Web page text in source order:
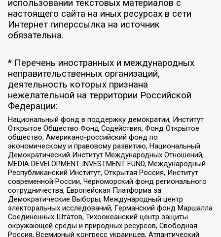
использовании текстовых материалов с
настоящего сайта на иных ресурсах в сети
Интернет гиперссылка на источник
обязательна.
* Перечень иностранных и международных
неправительственных организаций,
деятельность которых признана
нежелательной на территории Российской
Федерации:
Национальный фонд в поддержку демократии, Институт
Открытое Общество Фонд Содействия, Фонд Открытое
общество, Американо-российский фонд по
экономическому и правовому развитию, Национальный
Демократический Институт Международных Отношений,
MEDIA DEVELOPMENT INVESTMENT FUND, Международный
Республиканский Институт, Открытая Россия, Институт
современной России, Черноморский фонд регионального
сотрудничества, Европейская Платформа за
Демократические Выборы, Международный центр
электоральных исследований, Германский фонд Маршалла
Соединенных Штатов, Тихоокеанский центр защиты
окружающей среды и природных ресурсов, Свободная
Россия, Всемирный конгресс украинцев, Атлантический